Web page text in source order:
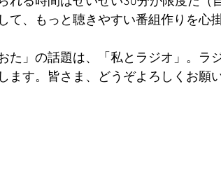
て、もっと聴きやすい番組作りを心
た」の話題は、「私とラジオ」。ラ
ます。皆さま、どうぞよろしくお願